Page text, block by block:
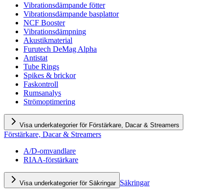
Vibrationsdämpande fötter
Vibrationsdämpande basplattor
NCF Booster
Vibrationsdämpning
Akustikmaterial
Furutech DeMag Alpha
Antistat
Tube Rings
Spikes & brickor
Faskontroll
Rumsanalys
Strömoptimering
Visa underkategorier för Förstärkare, Dacar & Streamers
Förstärkare, Dacar & Streamers
A/D-omvandlare
RIAA-förstärkare
Visa underkategorier för Säkringar Säkringar